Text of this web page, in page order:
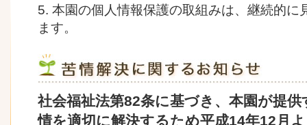
5. 本園の個人情報保護の取組みは、継続的に
ます。
社会福祉法第82条に基づき、本園が提
情を適切に解決するため平成14年12月